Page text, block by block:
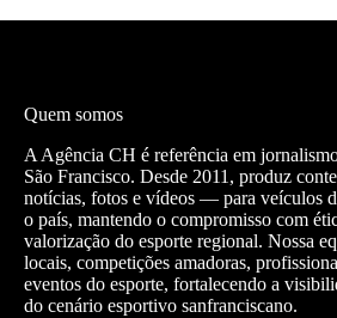
Quem somos
A Agência CH é referência em
São Francisco. Desde 2011, produz
notícias, fotos e vídeos — para veículos
o país, mantendo o compromisso com
valorização do esporte regional. Nossa
locais, competições amadoras,
eventos do esporte, fortalecendo a
do cenário esportivo sanfranciscano.